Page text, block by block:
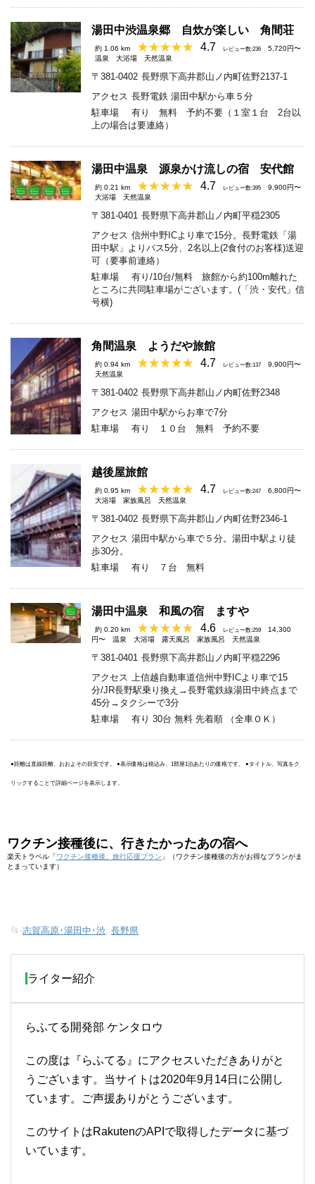
湯田中渋温泉郷 自炊が楽しい 角間荘
約 1.06 km 4.7 レビュー数:236
5,720円〜
温泉
大浴場 天然温泉
〒381-0402 長野県下高井郡山ノ内町佐野2137-1
アクセス 長野電鉄 湯田中駅から車５分
駐車場
有り 無料 予約不要（１室１台 2台以
上の場合は要連絡）
湯田中温泉 源泉かけ流しの宿 安代館
約 0.21 km 4.7 レビュー数:395
9,900円〜
大浴場
天然温泉
〒381-0401 長野県下高井郡山ノ内町平穏2305
アクセス 信州中野ICより車で15分。長野電鉄「湯
田中駅」よりバス5分、2名以上(2食付のお客様)送迎
可（要事前連絡）
駐車場
有り/10台/無料 旅館から約100m離れた
ところに共同駐車場がございます。(「渋・安代」信
号横)
角間温泉 ようだや旅館
約 0.94 km 4.7 レビュー数:137
9,900円〜
天然温泉
〒381-0402 長野県下高井郡山ノ内町佐野2348
アクセス 湯田中駅からお車で7分
駐車場
有り １０台 無料 予約不要
越後屋旅館
約 0.95 km 4.7 レビュー数:247
6,800円〜
大浴場
家族風呂 天然温泉
〒381-0402 長野県下高井郡山ノ内町佐野2346-1
アクセス 湯田中駅から車で５分。湯田中駅より徒
歩30分。
駐車場
有り ７台 無料
湯田中温泉 和風の宿 ますや
約 0.20 km 4.6 レビュー数:259
14,300
円〜
温泉 大浴場 露天風呂 家族風呂 天然温泉
〒381-0401 長野県下高井郡山ノ内町平穏2296
アクセス 上信越自動車道信州中野ICより車で15
分/JR長野駅乗り換え→長野電鉄線湯田中終点まで
45分→タクシーで3分
駐車場
有り 30台 無料 先着順 （全車ＯＫ）
●距離は直線距離、おおよその目安です。 ●表示価格は税込み、1部屋1泊あたりの価格です。 ●タイトル、写真をク
リックすることで詳細ページを表示します。
ワクチン接種後に、行きたかったあの宿へ
楽天トラベル「 ワクチン接種後、旅行応援プラン 」（ワクチン接種後の方がお得なプランがま
とまっています）
📂-志賀高原･湯田中･渋, 長野県
ライター紹介
らふてる開発部 ケンタロウ
この度は『らふてる』にアクセスいただきありがと
うございます。当サイトは2020年9月14日に公開し
ています。ご声援ありがとうございます。
このサイトはRakutenのAPIで取得したデータに基づ
いています。